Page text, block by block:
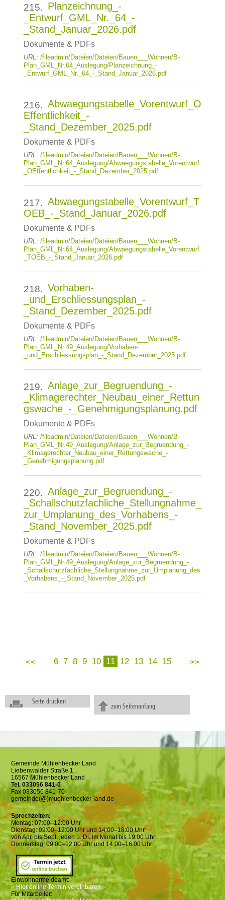
215. Planzeichnung_-
_Entwurf_GML_Nr._64_-
_Stand_Januar_2026.pdf
Dokumente & PDFs
URL: /fileadmin/Dateien/Dateien/Bauen___Wohnen/B-
Plan_GML_Nr.64_Auslegung/Planzeichnung_-
_Entwurf_GML_Nr._64_-_Stand_Januar_2026.pdf
216. Abwaegungstabelle_Vorentwurf_O
Effentlichkeit_-
_Stand_Dezember_2025.pdf
Dokumente & PDFs
URL: /fileadmin/Dateien/Dateien/Bauen___Wohnen/B-
Plan_GML_Nr.64_Auslegung/Abwaegungstabelle_Vorentwurf
_OEffentlichkeit_-_Stand_Dezember_2025.pdf
217. Abwaegungstabelle_Vorentwurf_T
OEB_-_Stand_Januar_2026.pdf
Dokumente & PDFs
URL: /fileadmin/Dateien/Dateien/Bauen___Wohnen/B-
Plan_GML_Nr.64_Auslegung/Abwaegungstabelle_Vorentwurf
_TOEB_-_Stand_Januar_2026.pdf
218. Vorhaben-
_und_Erschliessungsplan_-
_Stand_Dezember_2025.pdf
Dokumente & PDFs
URL: /fileadmin/Dateien/Dateien/Bauen___Wohnen/B-
Plan_GML_Nr.49_Auslegung/Vorhaben-
_und_Erschliessungsplan_-_Stand_Dezember_2025.pdf
219. Anlage_zur_Begruendung_-
_Klimagerechter_Neubau_einer_Rettun
gswache_-_Genehmigungsplanung.pdf
Dokumente & PDFs
URL: /fileadmin/Dateien/Dateien/Bauen___Wohnen/B-
Plan_GML_Nr.49_Auslegung/Anlage_zur_Begruendung_-
_Klimagerechter_Neubau_einer_Rettungswache_-
_Genehmigungsplanung.pdf
220. Anlage_zur_Begruendung_-
_Schallschutzfachliche_Stellungnahme_
zur_Umplanung_des_Vorhabens_-
_Stand_November_2025.pdf
Dokumente & PDFs
URL: /fileadmin/Dateien/Dateien/Bauen___Wohnen/B-
Plan_GML_Nr.49_Auslegung/Anlage_zur_Begruendung_-
_Schallschutzfachliche_Stellungnahme_zur_Umplanung_des
_Vorhabens_-_Stand_November_2025.pdf
6 7 8 9 10 11 12 13 14 15
Seite drucken
zum Seitenanfang
Gemeinde Mühlenbecker Land
Liebenwalder Straße 1
16567 Mühlenbecker Land
Tel. 033056 841-0
Fax 033056 841-70
gemeinde(@)muehlenbecker-land.de
Sprechzeiten:
Montag: 07:00–12:00 Uhr
Dienstag: 09:00–12:00 Uhr und 14:00–18:00 Uhr,
von Apr. bis Sept. jeden 1. Di. im Monat bis 19:00 Uhr
Donnerstag: 09:00–12:00 Uhr und 14:00–16:00 Uhr
Einwohnermeldeamt:
> Hier online Termin vereinbaren
Für Mitarbeiter: